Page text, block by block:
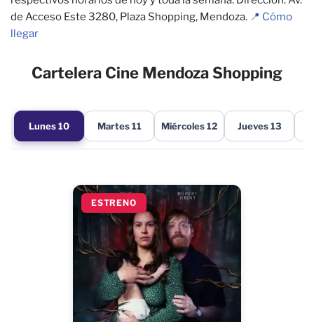
de Acceso Este 3280, Plaza Shopping, Mendoza. 📍 Cómo
llegar
Cartelera Cine Mendoza Shopping
Lunes 10 Martes 11 Miércoles 12 Jueves 13
ESTRENO